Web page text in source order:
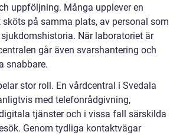
uppföljning. Många upplever en
på samma plats, av personal som
När laboratoriet är
går även svarshantering och
snabbare.
stor roll. En vårdcentral i Svedala
med telefonrådgivning,
tjänster och i vissa fall särskilda
Genom tydliga kontaktvägar